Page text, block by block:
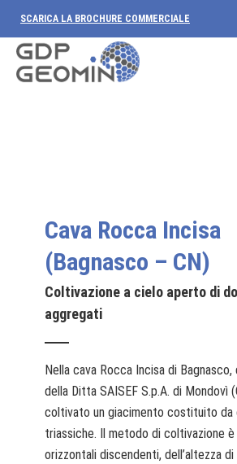
SCARICA LA BROCHURE COMMERCIALE
Cava Rocca Incisa
(Bagnasco – CN)
Coltivazione a cielo aperto di
aggregati
Nella cava Rocca Incisa di
della Ditta SAISEF S.p.A. di Mondovì
coltivato un giacimento costituito da
triassiche. Il metodo di coltivazione
orizzontali discendenti, dell’altezza